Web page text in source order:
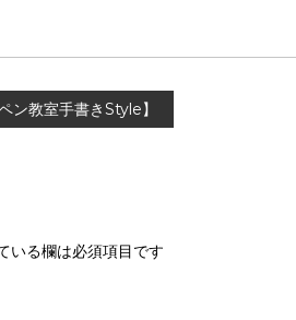
ン教室手書きStyle】
いる欄は必須項目です